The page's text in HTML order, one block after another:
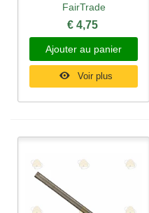
FairTrade
€ 4,75
Ajouter au panier
Voir plus